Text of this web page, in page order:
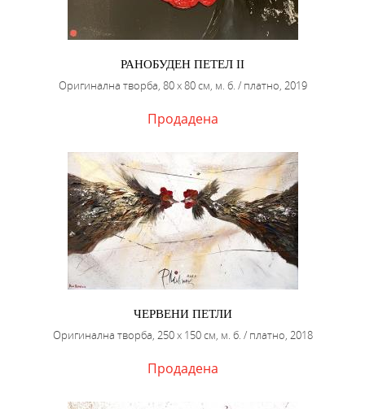
РАНОБУДЕН ПЕТЕЛ II
Оригинална творба, 80 х 80 см, м. б. / платно, 2019
Продадена
ЧЕРВЕНИ ПЕТЛИ
Оригинална творба, 250 х 150 см, м. б. / платно, 2018
Продадена